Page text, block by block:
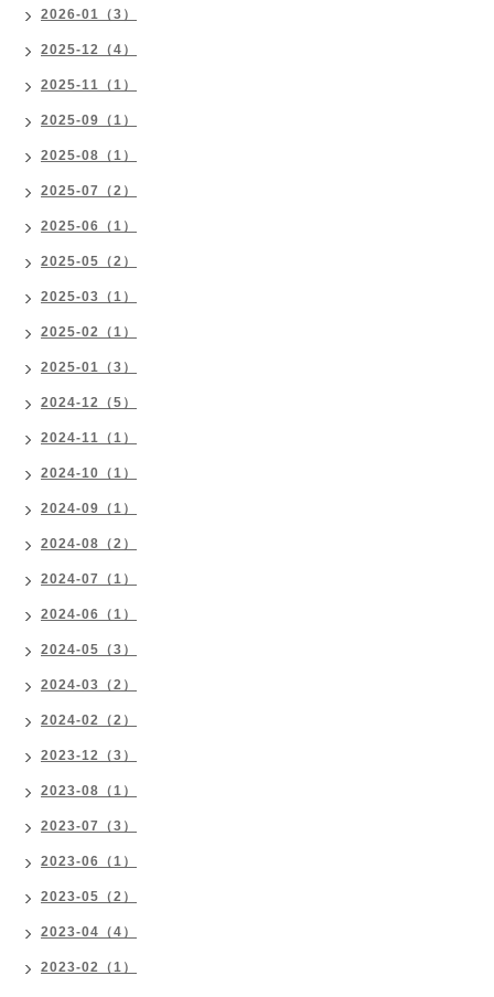
2026-01（3）
2025-12（4）
2025-11（1）
2025-09（1）
2025-08（1）
2025-07（2）
2025-06（1）
2025-05（2）
2025-03（1）
2025-02（1）
2025-01（3）
2024-12（5）
2024-11（1）
2024-10（1）
2024-09（1）
2024-08（2）
2024-07（1）
2024-06（1）
2024-05（3）
2024-03（2）
2024-02（2）
2023-12（3）
2023-08（1）
2023-07（3）
2023-06（1）
2023-05（2）
2023-04（4）
2023-02（1）